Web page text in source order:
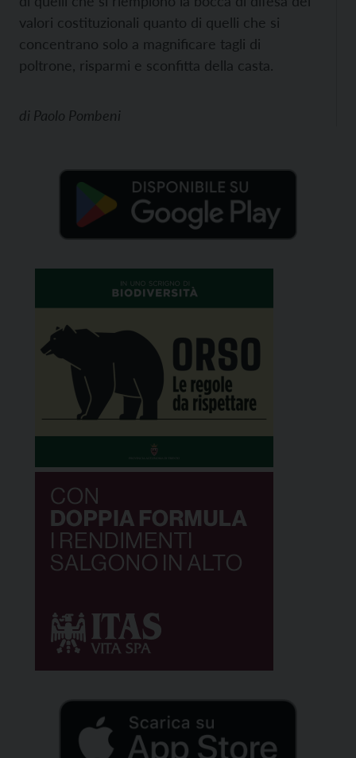
valori costituzionali quanto di quelli che si
concentrano solo a magnificare tagli di
poltrone, risparmi e sconfitta della casta.
di Paolo Pombeni